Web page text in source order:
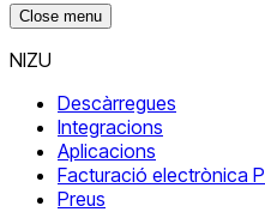
Close menu
NIZU
Descàrregues
Integracions
Aplicacions
Facturació electrònica
Preus